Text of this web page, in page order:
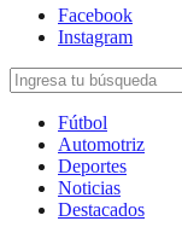
Facebook
Instagram
Fútbol
Automotriz
Deportes
Noticias
Destacados